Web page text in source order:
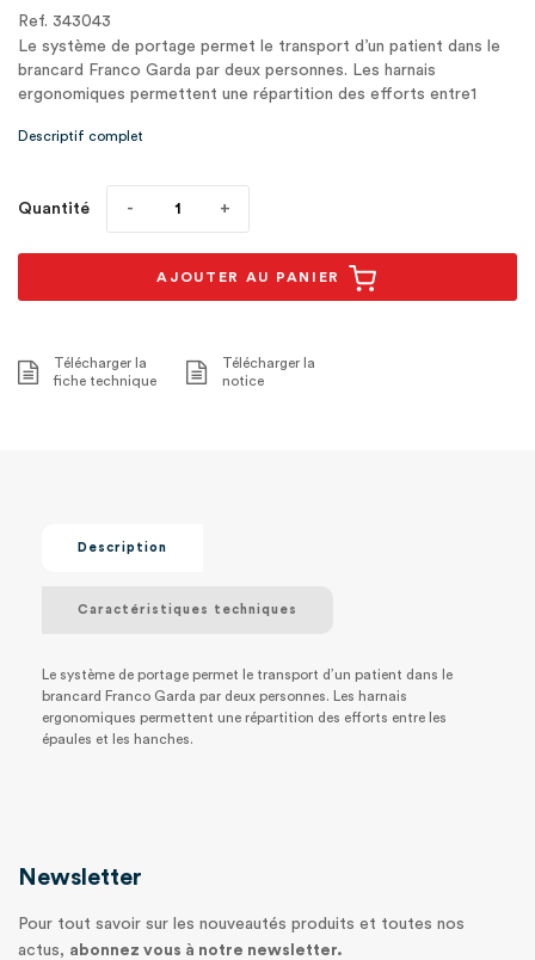
Ref. 343043
Le système de portage permet le transport d’un patient dans le
brancard Franco Garda par deux personnes. Les harnais
ergonomiques permettent une répartition des efforts entre1
Descriptif complet
Quantité
AJOUTER AU PANIER
Télécharger la
fiche technique
Télécharger la
notice
Description
Caractéristiques techniques
Le système de portage permet le transport d’un patient dans le
brancard Franco Garda par deux personnes. Les harnais
ergonomiques permettent une répartition des efforts entre les
épaules et les hanches.
Newsletter
Pour tout savoir sur les nouveautés produits et toutes nos
actus, abonnez vous à notre newsletter.